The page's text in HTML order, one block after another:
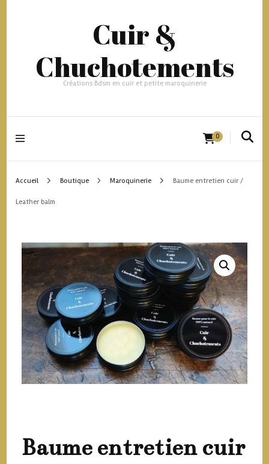
Cuir &
Chuchotements
Créations Bdsm en cuir et petite maroquinerie
0
Accueil Boutique Maroquinerie Baume entretien cuir /
Leather balm
Baume entretien cuir